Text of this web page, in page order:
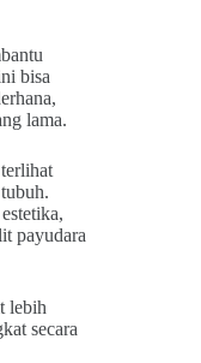
bisa
lama.
payudara
lebih
secara